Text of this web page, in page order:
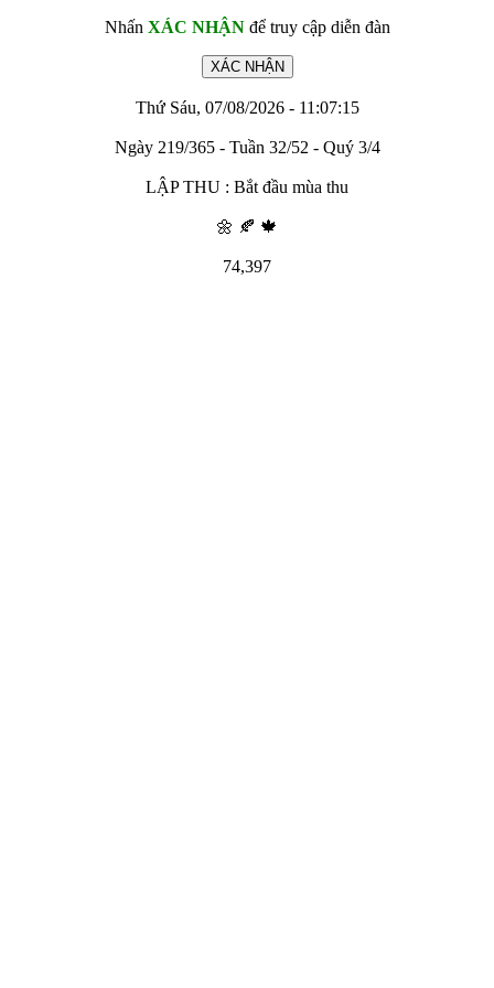
Nhấn XÁC NHẬNđể truy cập diễn đàn
Thứ Sáu, 07/08/2026 - 11:07:15
Ngày 219/365 - Tuần 32/52 - Quý 3/4
LẬP THU : Bắt đầu mùa thu
🌼 🍂 🍁
74,397